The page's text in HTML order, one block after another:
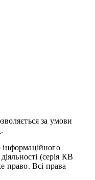
за умови
.
(серія КВ
право. Всі права